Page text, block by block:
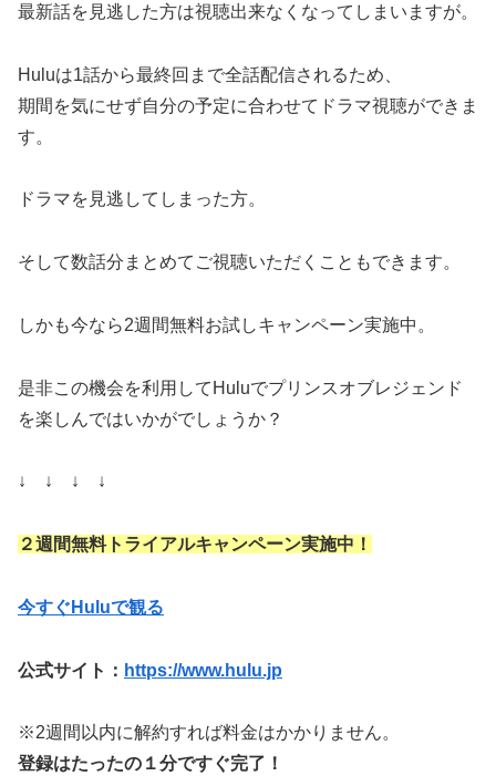
最新話を見逃した方は視聴出来なくなってしまいますが。
Huluは1話から最終回まで全話配信されるため、
期間を気にせず自分の予定に合わせてドラマ視聴ができま
す。
ドラマを見逃してしまった方。
そして数話分まとめてご視聴いただくこともできます。
しかも今なら2週間無料お試しキャンペーン実施中。
是非この機会を利用してHuluでプリンスオブレジェンド
を楽しんではいかがでしょうか？
↓ ↓ ↓ ↓
２週間無料トライアルキャンペーン実施中！
今すぐHuluで観る
公式サイト： https://www.hulu.jp
※2週間以内に解約すれば料金はかかりません。
登録はたったの１分ですぐ完了！